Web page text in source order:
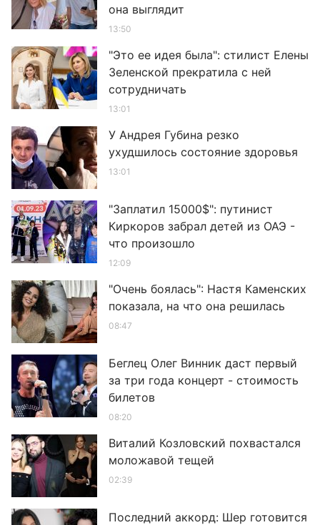
она выглядит
13:50
"Это ее идея была": стилист Елены
Зеленской прекратила с ней
сотрудничать
13:01
У Андрея Губина резко
ухудшилось состояние здоровья
13:01
"Заплатил 15000$": путинист
Киркоров забрал детей из ОАЭ -
что произошло
12:09
"Очень боялась": Настя Каменских
показала, на что она решилась
08:47
Беглец Олег Винник даст первый
за три года концерт - стоимость
билетов
08:20
Виталий Козловский похвастался
моложавой тещей
02:39
Последний аккорд: Шер готовится